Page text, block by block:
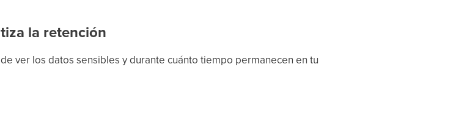
la retención
ver los datos sensibles y durante cuánto tiempo permanecen en tu